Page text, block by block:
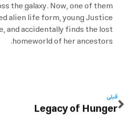
the galaxy. Now, one of them
alien life form, young Justice
and accidentally finds the lost
homeworld of her ancestors.
قبلی
Legacy of Hunger